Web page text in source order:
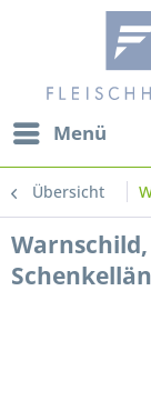
Menü
Übersicht